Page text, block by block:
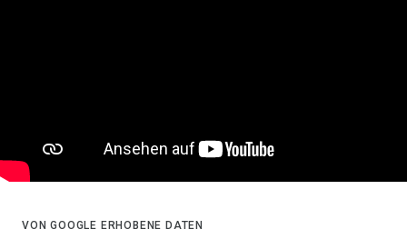
VON GOOGLE ERHOBENE DATEN